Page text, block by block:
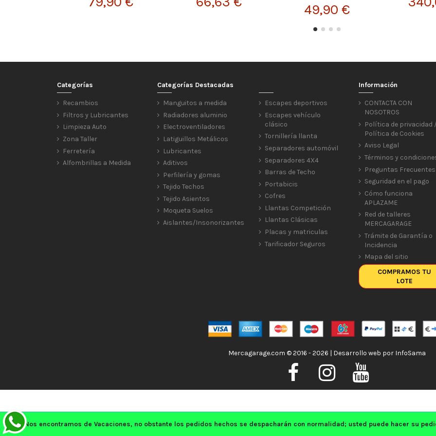
Nos encontramos de Vacaciones, no obstante los pedidos hechos se despacharán con normalidad; usted puede hacer su
49,90 €
Categorías
Recambios
Filtros y Lubricantes
Limpieza Auto
Zona Taller
Ferretería
Alfombrillas a Medida
Categorías Destacadas
Manguitos a medida
Radiadores aluminio
Electroventiladores
Latiguillos Metálicos
Lubricantes
Aditivos
Perfilería y gomas
Tejido Techos
Tejido Asientos
Moqueta Suelos
Aislantes/Insonorizantes
Escapes deportivos
Escapes vehículo
clásico
Tornillería llanta
Separadores automóvil
Separadores 4X4
Barras de Techo
Portabicis
Cofres
Llantas Competición
Llantas Clásicas
Placas y matriculas
Tarificador Seguros
Información
CONTACTA CON
NOSOTROS
Política de privacidad /
Política de Cookies
Aviso Legal
Términos y
Preguntas Frecuentes
Seguridad en el pago
Cómo funciona
APLAZAME
Red de talleres
MERCAGARAGE
Trámite de Garantía o
Incidencia
Mapa del sitio
COMPRAMOS TU
LOTE
Mercagarage.com © 2016 - 2026 | Desarrollo web por InfoSama